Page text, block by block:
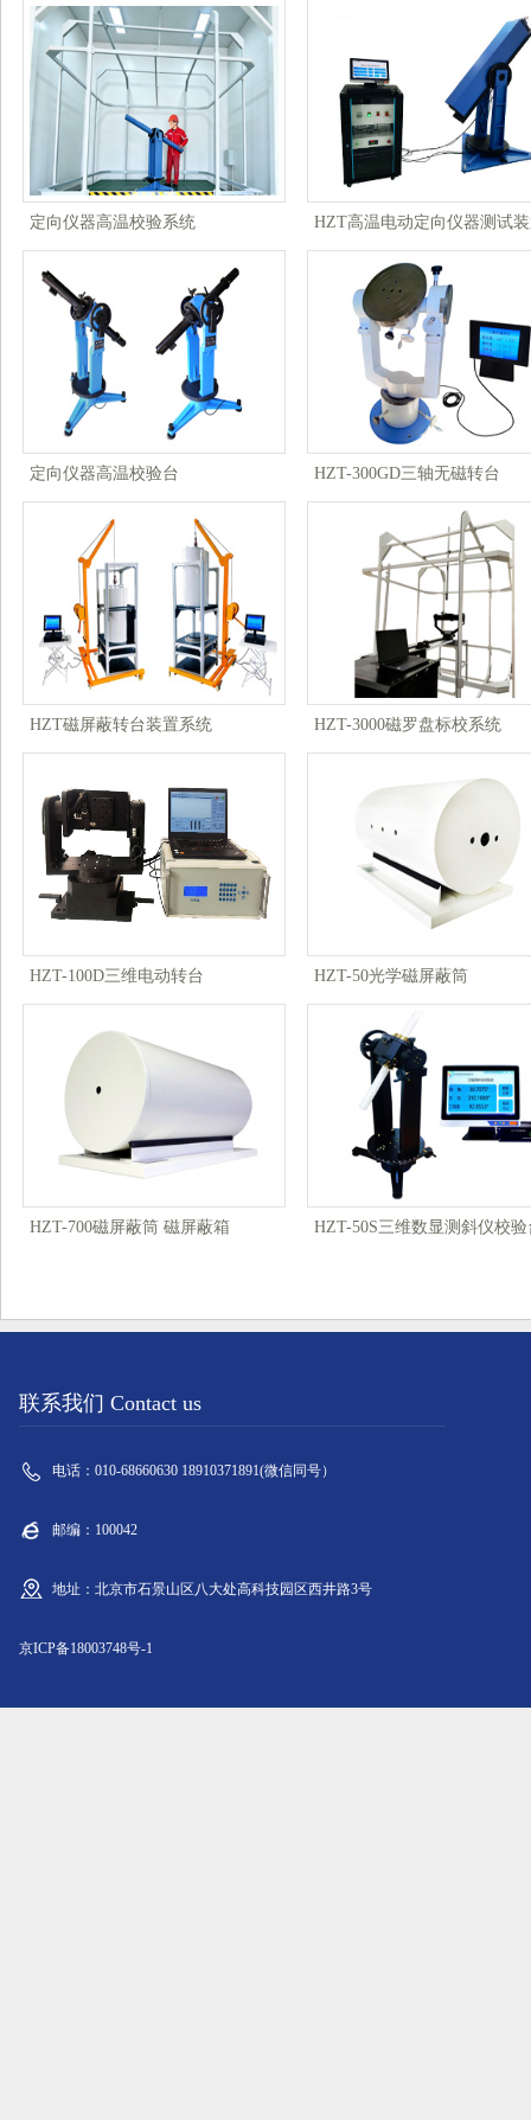
定向仪器高温校验系统 HZT高温电动定向仪器测试
定向仪器高温校验台 HZT-300GD三轴无磁转台
HZT磁屏蔽转台装置系统 HZT-3000磁罗盘标校系统
HZT-100D三维电动转台 HZT-50光学磁屏蔽筒
HZT-700磁屏蔽筒 磁屏蔽箱 HZT-50S三维数显测斜仪校验
联系我们 Contact us
电话：010-68660630 18910371891(微信同号）
邮编：100042
地址：北京市石景山区八大处高科技园区西井路3号
京ICP备18003748号-1